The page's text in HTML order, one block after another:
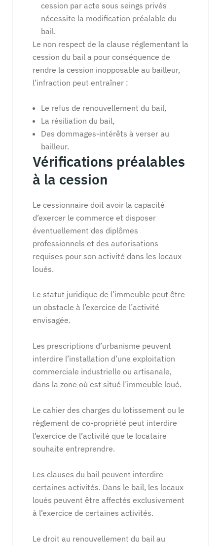
cession par acte sous seings privés
nécessite la modification préalable du
bail.
Le non respect de la clause réglementant la
cession du bail a pour conséquence de
rendre la cession inopposable au bailleur,
l’infraction peut entraîner :
Le refus de renouvellement du bail,
La résiliation du bail,
Des dommages-intérêts à verser au
bailleur.
Vérifications préalables
à la cession
Le cessionnaire doit avoir la capacité
d’exercer le commerce et disposer
éventuellement des diplômes
professionnels et des autorisations
requises pour son activité dans les locaux
loués.
Le statut juridique de l’immeuble peut être
un obstacle à l’exercice de l’activité
envisagée.
Les prescriptions d’urbanisme peuvent
interdire l’installation d’une exploitation
commerciale industrielle ou artisanale,
dans la zone où est situé l’immeuble loué.
Le cahier des charges du lotissement ou le
règlement de co-propriété peut interdire
l’exercice de l’activité que le locataire
souhaite entreprendre.
Les clauses du bail peuvent interdire
certaines activités. Dans le bail, les locaux
loués peuvent être affectés exclusivement
à l’exercice de certaines activités.
Le droit au renouvellement du bail au